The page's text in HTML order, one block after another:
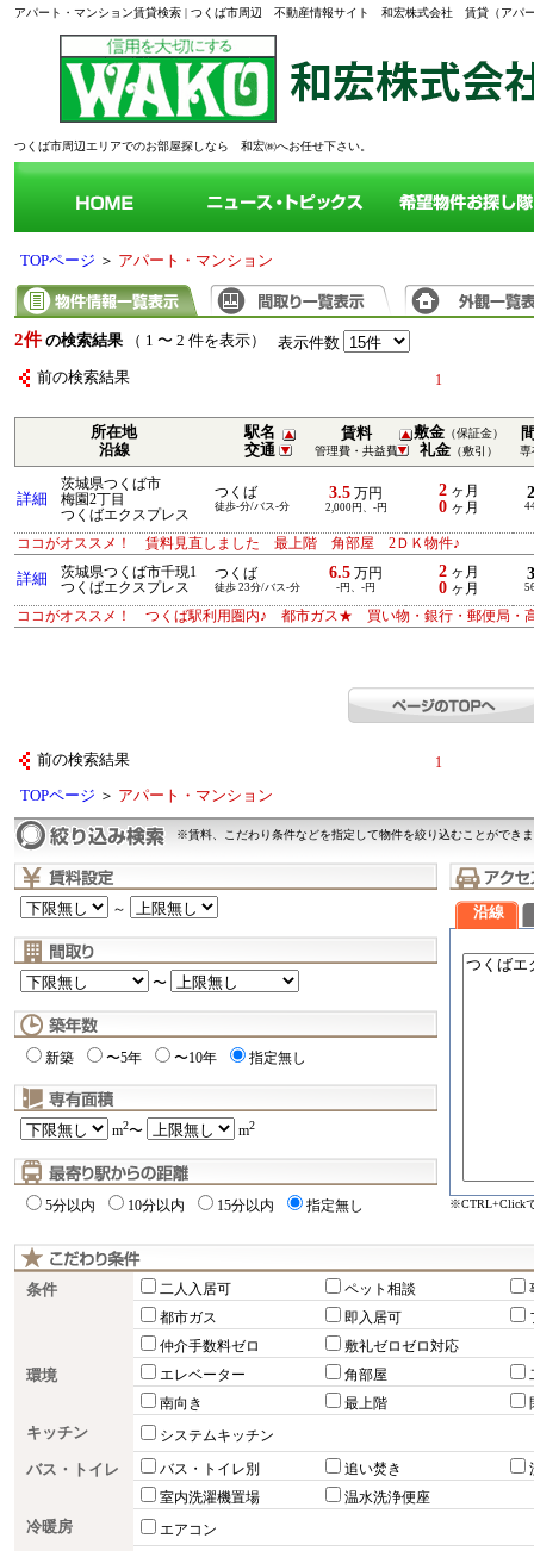
アパート・マンション賃貸検索 | つくば市周辺 不動産情報サイト 和宏株式会社 賃貸（アパ
つくば市周辺エリアでのお部屋探しなら 和宏㈱へお任せ下さい。
TOPページ ＞ アパート・マンション
2件 の検索結果 （ 1 〜 2 件を表示） 表示件数
前の検索結果 1
所在地
沿線
駅名
交通
賃料
管理費・共益費
敷金 （保証金）
礼金 （敷引） 専
詳細
茨城県つくば市
梅園2丁目
つくばエクスプレス
つくば
徒歩-分/バス-分
3.5 万円
2,000円、-円
2 ヶ月
0 ヶ月
ココがオススメ！ 賃料見直しました 最上階 角部屋 2ＤＫ物件♪
詳細
茨城県つくば市千現1
つくばエクスプレス
つくば
徒歩 23分/バス-分
6.5 万円
-円、-円
2 ヶ月
0 ヶ月
ココがオススメ！ つくば駅利用圏内♪ 都市ガス★ 買い物・銀行・郵便局・
前の検索結果 1
TOPページ ＞ アパート・マンション
※賃料、こだわり条件などを指定して物件を絞り込むことができ
～
〜
新築 〜5年 〜10年 指定無し
m2〜 m2
5分以内 10分以内 15分以内 指定無し
沿線
※CTRL+Click
条件 二人入居可 ペット相談
都市ガス
即入居可
仲介手数料ゼロ
敷礼ゼロゼロ対応
環境 エレベーター 角部屋
南向き
最上階
キッチン システムキッチン
バス・トイレ バス・トイレ別 追い焚き
室内洗濯機置場
温水洗浄便座
冷暖房 エアコン